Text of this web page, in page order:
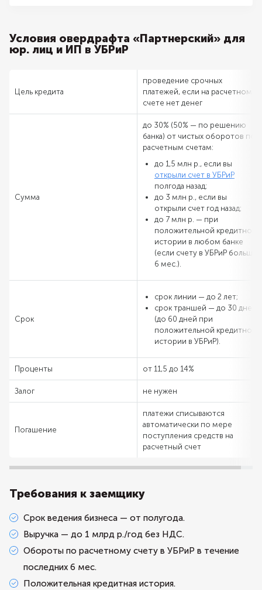
Условия овердрафта «Партнерский» для
юр. лиц и ИП в УБРиР
Цель кредита
проведение срочных
платежей, если на расчетном
счете нет денег
Сумма
до 30% (50% — по решению
банка) от чистых оборотов по
расчетным счетам:
до 1,5 млн р., если вы
открыли счет в УБРиР
полгода назад;
до 3 млн р., если вы
открыли счет год назад;
до 7 млн р. — при
положительной кредитной
истории в любом банке
(если счету в УБРиР больше
6 мес.).
Срок
срок линии — до 2 лет;
срок траншей — до 30 дней
(до 60 дней при
положительной кредитной
истории в УБРиР).
Проценты от 11,5 до 14%
Залог не нужен
Погашение
платежи списываются
автоматически по мере
поступления средств на
расчетный счет
Требования к заемщику
Срок ведения бизнеса — от полугода.
Выручка — до 1 млрд р./год без НДС.
Обороты по расчетному счету в УБРиР в течение
последних 6 мес.
Положительная кредитная история.